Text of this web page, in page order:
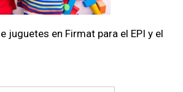
juguetes en Firmat para el EPI y el